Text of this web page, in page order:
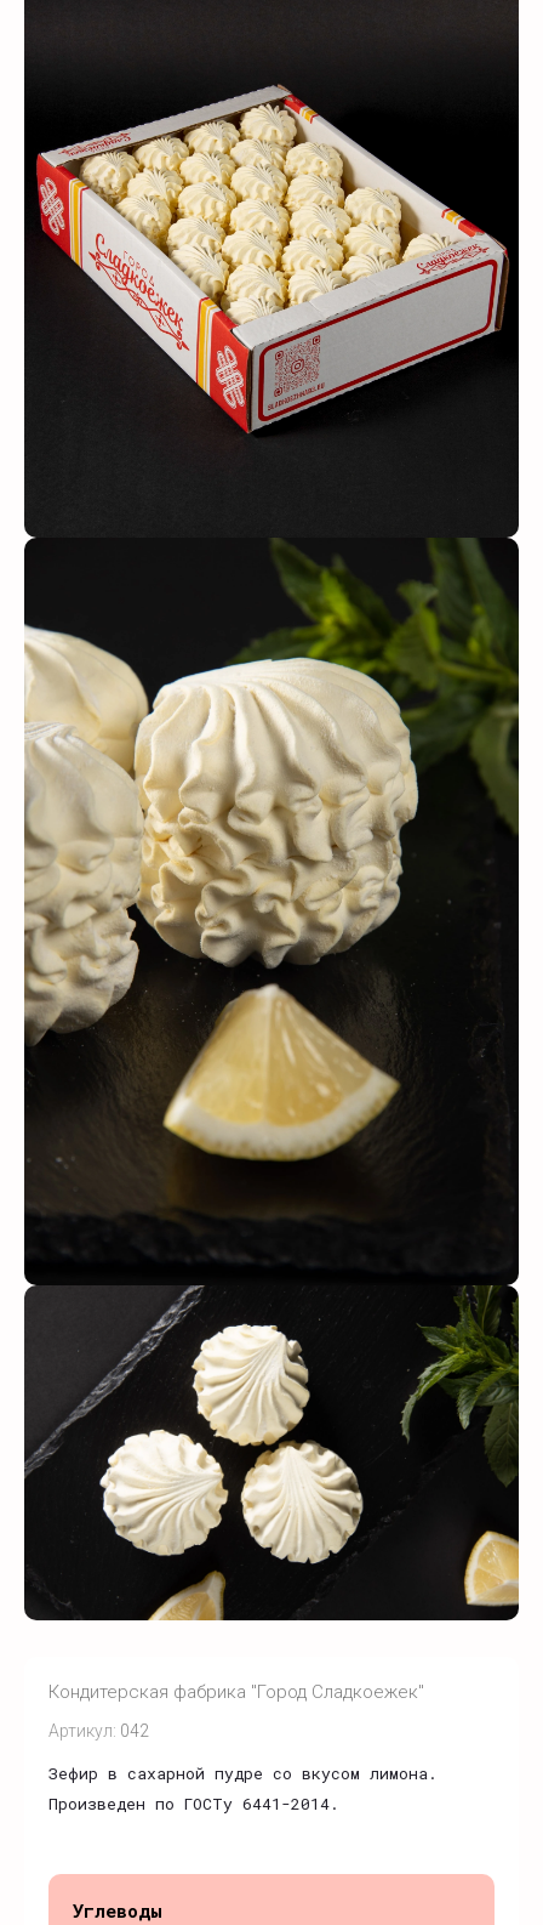
Артикул: 042
Кондитерская фабрика "Город Сладкоежек"
Зефир в сахарной пудре со вкусом лимона.
Произведен по ГОСТу 6441-2014.
Углеводы